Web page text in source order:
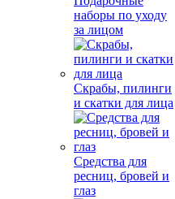
наборы по уходу
за лицом
Скрабы, пилинги
и скатки для лица
Средства для
ресниц, бровей и
глаз